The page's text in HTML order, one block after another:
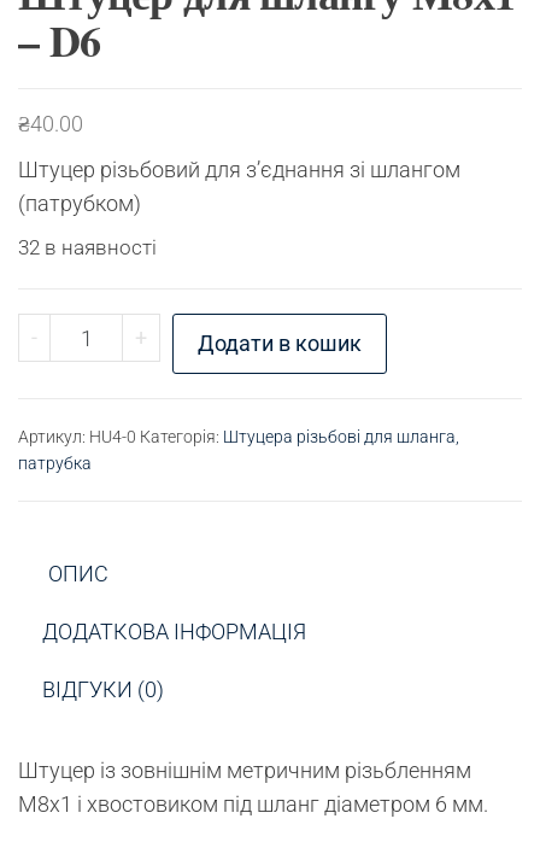
– D6
₴40.00
Штуцер різьбовий для з’єднання зі шлангом
(патрубком)
32 в наявності
- Штуцер для шлангу М8х1 - D6 кількість
+ Додати в кошик
Артикул: HU4-0 Категорія: Штуцера різьбові для шланга,
патрубка
ОПИС
ДОДАТКОВА ІНФОРМАЦІЯ
ВІДГУКИ (0)
Штуцер із зовнішнім метричним різьбленням
М8х1 і хвостовиком під шланг діаметром 6 мм.